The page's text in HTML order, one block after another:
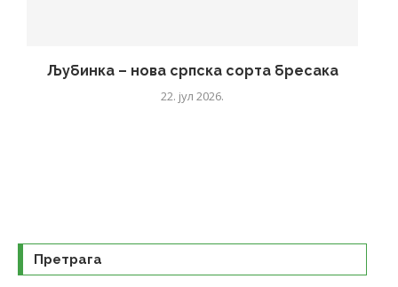
Љубинка – нова српска сорта бресака
22. јул 2026.
Претрага